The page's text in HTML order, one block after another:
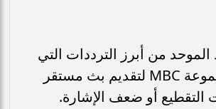
الموحد من أبرز الترددات التي
تعتمد عليها مجموعة MBC لتقديم بث مستقر
التقطيع أو ضعف الإشارة.